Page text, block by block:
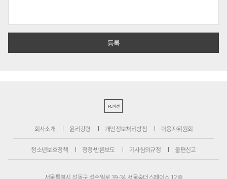
PC버전
회사소개 윤리강령 개인정보처리방침 이용자위원회
청소년보호정책 정정·반론보도 기사심의규정 불편신고
서울특별시 성동구 성수일로 39-34 서울숲더스페이스 12층